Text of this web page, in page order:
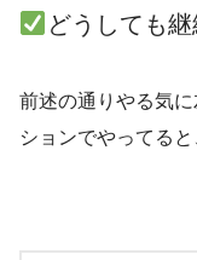
どうしても
前述の通りやる気
ションでやってる